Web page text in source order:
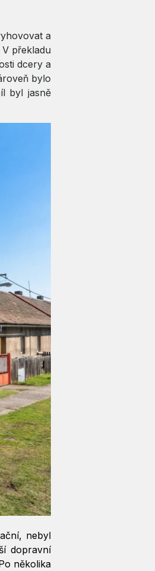
a
překladu
dcery a
bylo
byl jasně
nebyl
dopravní
několika